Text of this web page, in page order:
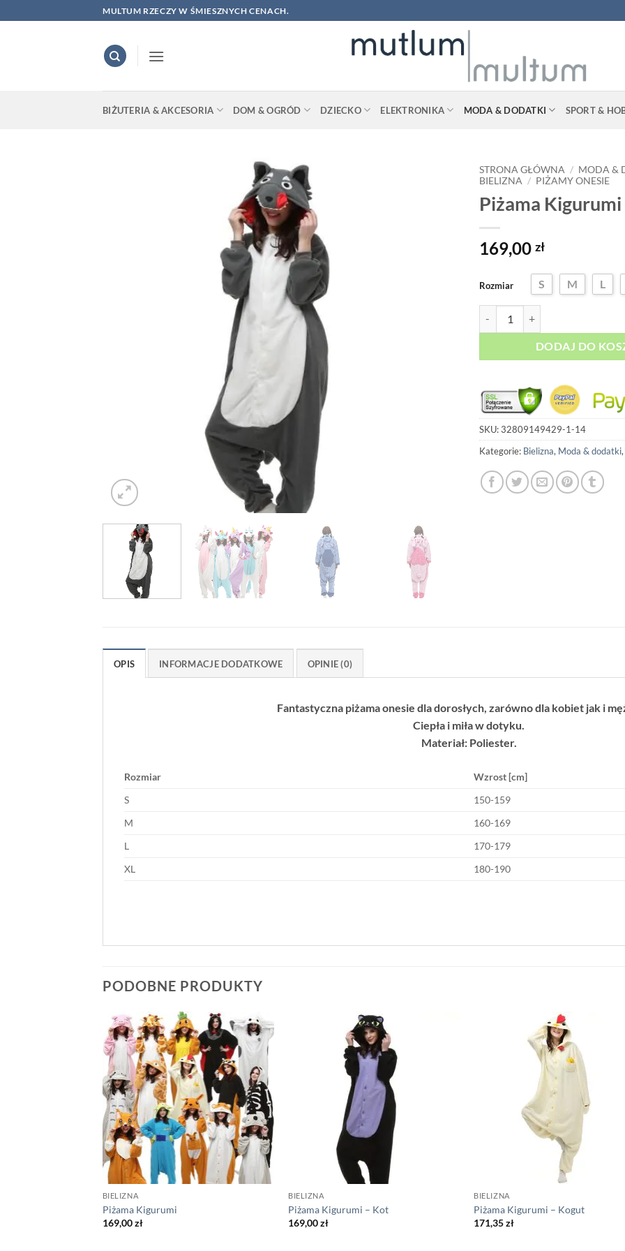
to
MULTUM RZECZY W ŚMIESZNYCH CENACH.
BIŻUTERIA & AKCESORIA DOM & OGRÓD DZIECKO ELEKTRONIKA MODA & DODATKI SPORT &
STRONA GŁÓWNA / MODA &
BIELIZNA / PIŻAMY ONESIE
Piżama
169,00 zł
Rozmiar S M L
DODAJ DO
SKU:32809149429-1-14
Kategorie: Bielizna, Moda & dodatki,
OPIS INFORMACJE DODATKOWE OPINIE (0)
Fantastyczna piżama onesie dla dorosłych, zarówno dla kobiet jak i
Ciepła i miła w dotyku.
Materiał: Poliester.
Rozmiar
Wzrost [cm]
S
150-159
M
160-169
L
170-179
XL
180-190
PODOBNE PRODUKTY
BIELIZNA
Piżama Kigurumi
169,00zł
BIELIZNA
Piżama Kigurumi – Kot
169,00zł
BIELIZNA
Piżama Kigurumi – Kogut
171,35zł